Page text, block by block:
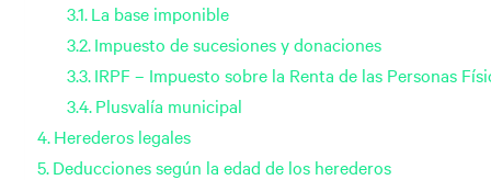
La base imponible
Impuesto de sucesiones y donaciones
IRPF – Impuesto sobre la Renta de las Personas
Plusvalía municipal
Herederos legales
Deducciones según la edad de los herederos